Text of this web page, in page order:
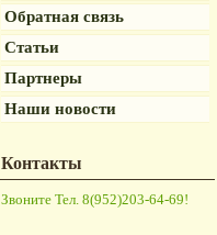
Обратная связь
Статьи
Партнеры
Наши новости
Контакты
Звоните Тел. 8(952)203-64-69!